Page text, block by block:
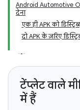
Android Automotive
देना
एक ही APK को
दो APK के ज़रिए
टेंप्लेट वाले
में हैं